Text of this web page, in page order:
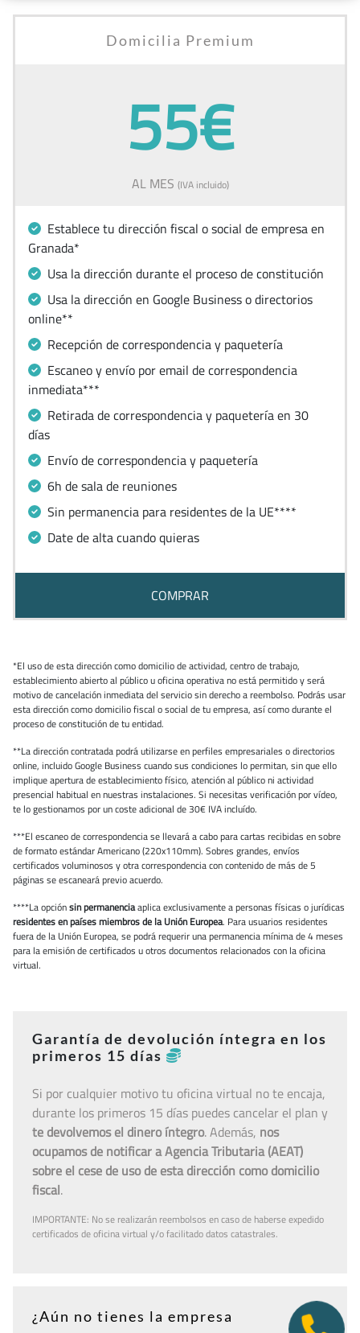
Domicilia Premium
55€
AL MES (IVA incluido)
Establece tu dirección fiscal o social de empresa en
Granada*
Usa la dirección durante el proceso de constitución
Usa la dirección en Google Business o directorios
online**
Recepción de correspondencia y paquetería
Escaneo y envío por email de correspondencia
inmediata***
Retirada de correspondencia y paquetería en 30
días
Envío de correspondencia y paquetería
6h de sala de reuniones
Sin permanencia para residentes de la UE****
Date de alta cuando quieras
COMPRAR
*El uso de esta dirección como domicilio de actividad, centro de trabajo,
establecimiento abierto al público u oficina operativa no está permitido y será
motivo de cancelación inmediata del servicio sin derecho a reembolso. Podrás usar
esta dirección como domicilio fiscal o social de tu empresa, así como durante el
proceso de constitución de tu entidad.
**La dirección contratada podrá utilizarse en perfiles empresariales o directorios
online, incluido Google Business cuando sus condiciones lo permitan, sin que ello
implique apertura de establecimiento físico, atención al público ni actividad
presencial habitual en nuestras instalaciones. Si necesitas verificación por vídeo,
te lo gestionamos por un coste adicional de 30€ IVA incluído.
***El escaneo de correspondencia se llevará a cabo para cartas recibidas en sobre
de formato estándar Americano (220x110mm). Sobres grandes, envíos
certificados voluminosos y otra correspondencia con contenido de más de 5
páginas se escaneará previo acuerdo.
****La opciónsin permanenciaaplica exclusivamente a personas físicas o jurídicas
residentes en países miembros de la Unión Europea. Para usuarios residentes
fuera de la Unión Europea, se podrá requerir una permanencia mínima de 4 meses
para la emisión de certificados u otros documentos relacionados con la oficina
virtual.
Garantía de devolución íntegra en los
primeros 15 días
Si por cualquier motivo tu oficina virtual no te encaja,
durante los primeros 15 días puedes cancelar el plan y
te devolvemos el dinero íntegro. Además, nos
ocupamos de notificar a Agencia Tributaria (AEAT)
sobre el cese de uso de esta dirección como domicilio
fiscal.
IMPORTANTE: No se realizarán reembolsos en caso de haberse expedido
certificados de oficina virtual y/o facilitado datos catastrales.
¿Aún no tienes la empresa